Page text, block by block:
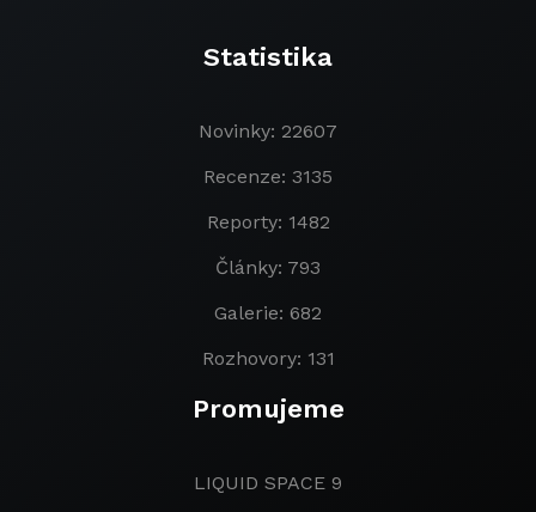
Statistika
Novinky: 22607
Recenze: 3135
Reporty: 1482
Články: 793
Galerie: 682
Rozhovory: 131
Promujeme
LIQUID SPACE 9